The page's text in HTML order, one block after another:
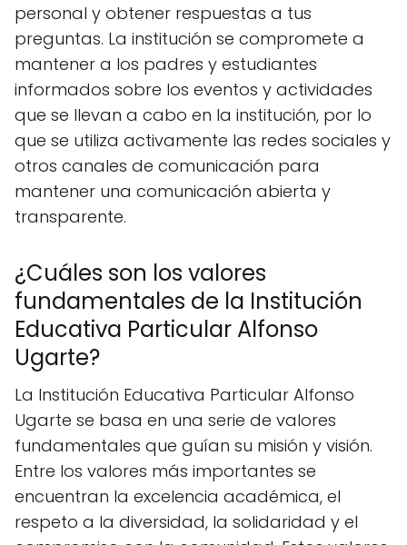
personal y obtener respuestas a tus
preguntas. La institución se compromete a
mantener a los padres y estudiantes
informados sobre los eventos y actividades
que se llevan a cabo en la institución, por lo
que se utiliza activamente las redes sociales y
otros canales de comunicación para
mantener una comunicación abierta y
transparente.
¿Cuáles son los valores
fundamentales de la Institución
Educativa Particular Alfonso
Ugarte?
La Institución Educativa Particular Alfonso
Ugarte se basa en una serie de valores
fundamentales que guían su misión y visión.
Entre los valores más importantes se
encuentran la excelencia académica, el
respeto a la diversidad, la solidaridad y el